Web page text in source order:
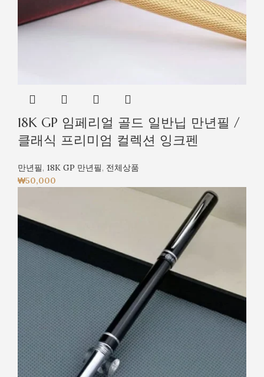
18K GP 임페리얼 골드 일반닙 만년필 /
클래식 프리미엄 컬렉션 잉크펜
만년필, 18K GP 만년필, 전체상품
₩50,000